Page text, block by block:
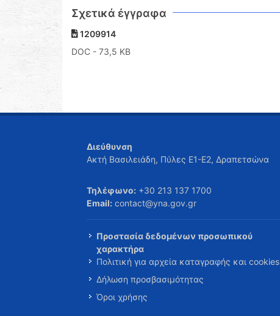
Σχετικά έγγραφα
1209914
DOC - 73,5 KB
Διεύθυνση
Ακτή Βασιλειάδη, Πύλες Ε1-Ε2, Δραπετσώνα
Τηλέφωνο: +30 213 137 1700
Email: contact@yna.gov.gr
Προστασία δεδομένων προσωπικού
χαρακτήρα
Πολιτική για αρχεία καταγραφής και cookies
Δήλωση προσβασιμότητας
Όροι χρήσης